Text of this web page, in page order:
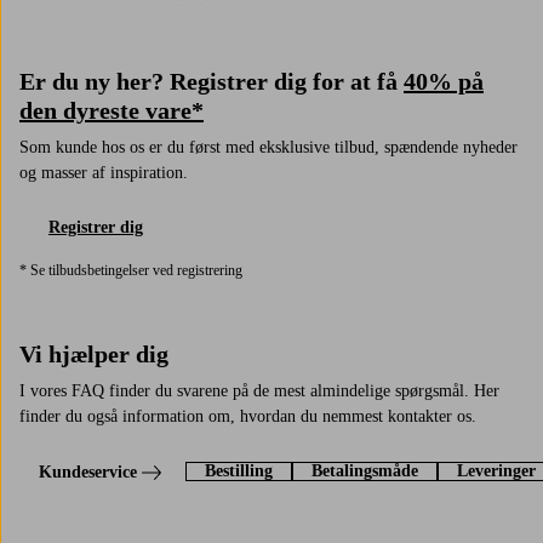
Er du ny her? Registrer dig for at få 40% på
den dyreste vare*
Som kunde hos os er du først med eksklusive tilbud, spændende nyheder
og masser af inspiration.
Registrer dig
* Se tilbudsbetingelser ved registrering
Vi hjælper dig
I vores FAQ finder du svarene på de mest almindelige spørgsmål. Her
finder du også information om, hvordan du nemmest kontakter os.
Kundeservice Bestilling Betalingsmåde Leveringer